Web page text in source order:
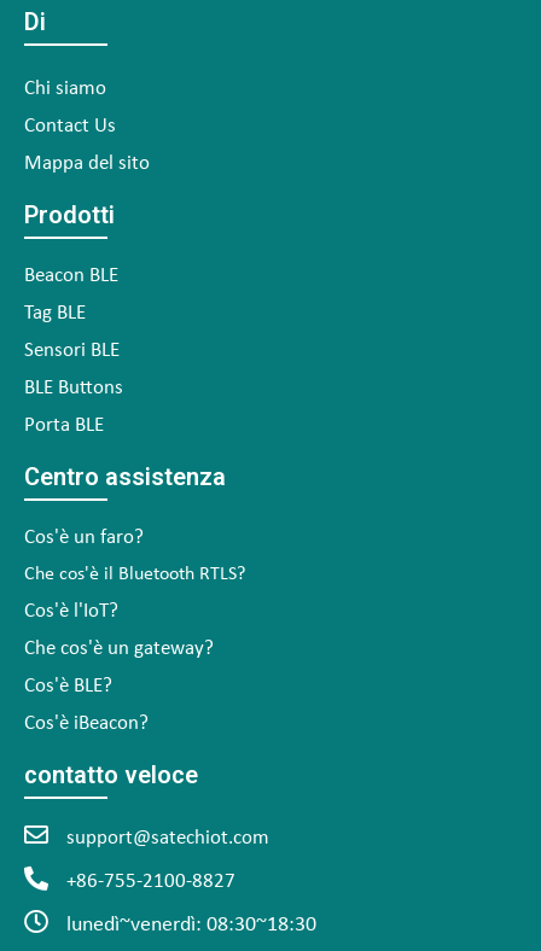
Di
Chi siamo
Contact Us
Mappa del sito
Prodotti
Beacon BLE
Tag BLE
Sensori BLE
BLE Buttons
Porta BLE
Centro assistenza
Cos'è un faro?
Che cos'è il Bluetooth RTLS?
Cos'è l'IoT?
Che cos'è un gateway?
Cos'è BLE?
Cos'è iBeacon?
contatto veloce
support@satechiot.com
+86-755-2100-8827
lunedì~venerdì: 08:30~18:30